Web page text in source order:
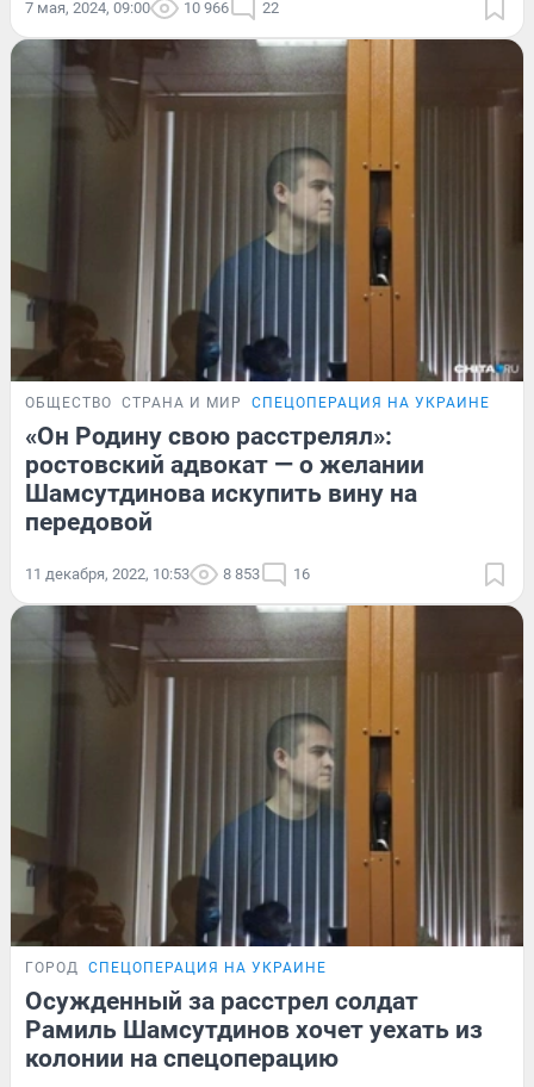
7 мая, 2024, 09:00 10 966 22
ОБЩЕСТВО СТРАНА И МИР СПЕЦОПЕРАЦИЯ НА УКРАИНЕ
«Он Родину свою расстрелял»:
ростовский адвокат — о желании
Шамсутдинова искупить вину на
передовой
11 декабря, 2022, 10:53 8 853 16
ГОРОД СПЕЦОПЕРАЦИЯ НА УКРАИНЕ
Осужденный за расстрел солдат
Рамиль Шамсутдинов хочет уехать из
колонии на спецоперацию